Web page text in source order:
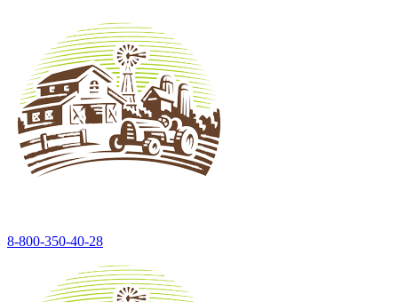
8-800-350-40-28